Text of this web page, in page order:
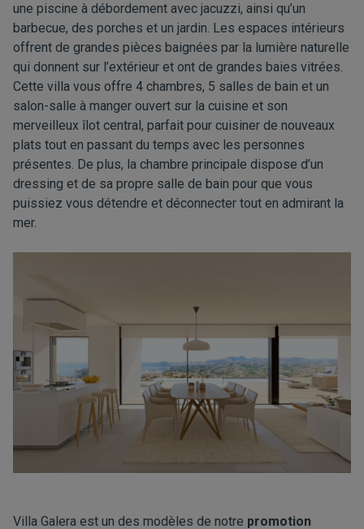
une piscine à débordement avec jacuzzi, ainsi qu’un
barbecue, des porches et un jardin. Les espaces intérieurs
offrent de grandes pièces baignées par la lumière naturelle
qui donnent sur l’extérieur et ont de grandes baies vitrées.
Cette villa vous offre 4 chambres, 5 salles de bain et un
salon-salle à manger ouvert sur la cuisine et son
merveilleux îlot central, parfait pour cuisiner de nouveaux
plats tout en passant du temps avec les personnes
présentes. De plus, la chambre principale dispose d’un
dressing et de sa propre salle de bain pour que vous
puissiez vous détendre et déconnecter tout en admirant la
mer.
Villa Galera est un des modèles de notre promotion